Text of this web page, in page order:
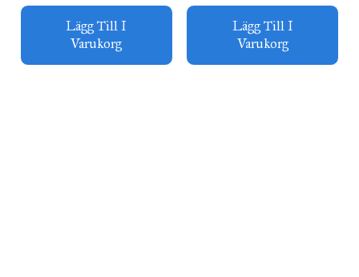
Lägg Till I
Varukorg
Lägg Till I
Varukorg